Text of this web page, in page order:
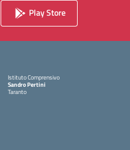
Play Store
Istituto Comprensivo
Sandro Pertini
Taranto